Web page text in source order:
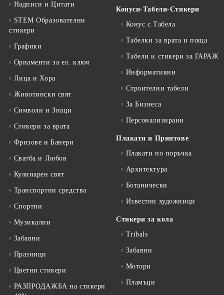
Надписи и Цитати
STEM Образователни
стикери
Графики
Орнаменти за ел. ключ
Лица и Хора
Животински свят
Символи и Знаци
Стикери за врата
Фризове и Банери
Сватба и Любов
Кулинарен свят
Транспортни средства
Спортни
Музикални
Забавни
Празници
Цветни стикери
РАЗПРОДАЖБА на стикери
Конуси-Табели-Стикери
Конус с Табела
Табелки за врата и поща
Табели и стикери за ГАРАЖ
Информативни
Строителни табели
За Бизнеса
Персонализирани
Плакати и Принтове
Плакати по поръчка
Архитектура
Ботанически
Известни художници
Стикери за кола
Tribals
Забавни
Мотори
Пламъци